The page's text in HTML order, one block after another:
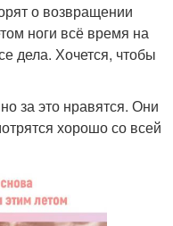
о возвращении
ноги всё время на
дела. Хочется, чтобы
за это нравятся. Они
хорошо со всей